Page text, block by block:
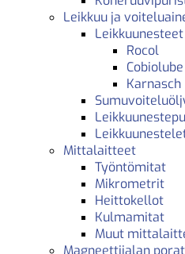
Leikkuu ja
Leikkuunesteet
Rocol
Cobiolube
Karnasch
Mittalaitteet
Työntömitat
Mikrometrit
Heittokellot
Kulmamitat
Muut
Magneettijalan